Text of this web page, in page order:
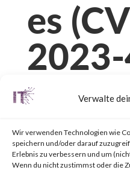
Verwalte
Wir verwenden Technologien wie
speichern und/oder darauf
Erlebnis zu verbessern und um
Wenn du nicht zustimmst oder die
es
and
von|26. Jan. 2024|